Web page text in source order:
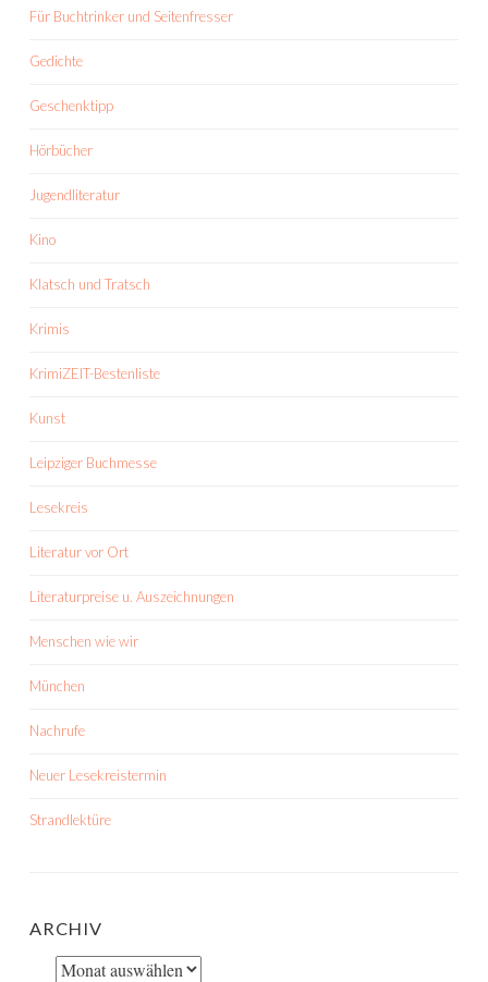
Für Buchtrinker und Seitenfresser
Gedichte
Geschenktipp
Hörbücher
Jugendliteratur
Kino
Klatsch und Tratsch
Krimis
KrimiZEIT-Bestenliste
Kunst
Leipziger Buchmesse
Lesekreis
Literatur vor Ort
Literaturpreise u. Auszeichnungen
Menschen wie wir
München
Nachrufe
Neuer Lesekreistermin
Strandlektüre
ARCHIV
Archiv